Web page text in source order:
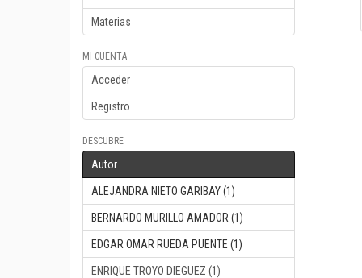
Materias
MI CUENTA
Acceder
Registro
DESCUBRE
Autor
ALEJANDRA NIETO GARIBAY (1)
BERNARDO MURILLO AMADOR (1)
EDGAR OMAR RUEDA PUENTE (1)
ENRIQUE TROYO DIEGUEZ (1)